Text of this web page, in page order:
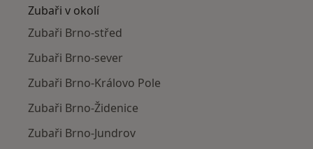
Zubaři v okolí
Zubaři Brno-střed
Zubaři Brno-sever
Zubaři Brno-Královo Pole
Zubaři Brno-Židenice
Zubaři Brno-Jundrov